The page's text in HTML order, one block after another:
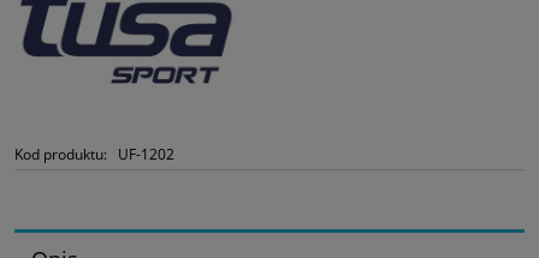
Kod produktu: UF-1202